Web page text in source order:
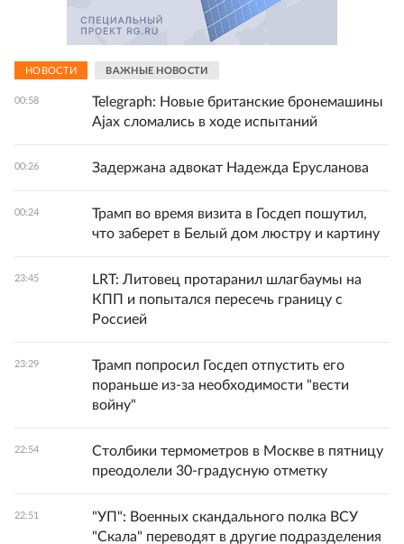
НОВОСТИ ВАЖНЫЕ НОВОСТИ
00:58
Telegraph: Новые британские бронемашины
Ajax сломались в ходе испытаний
00:26 Задержана адвокат Надежда Ерусланова
00:24
Трамп во время визита в Госдеп пошутил,
что заберет в Белый дом люстру и картину
23:45
LRT: Литовец протаранил шлагбаумы на
КПП и попытался пересечь границу с
Россией
23:29
Трамп попросил Госдеп отпустить его
пораньше из-за необходимости "вести
войну"
22:54
Столбики термометров в Москве в пятницу
преодолели 30-градусную отметку
22:51
"УП": Военных скандального полка ВСУ
"Скала" переводят в другие подразделения